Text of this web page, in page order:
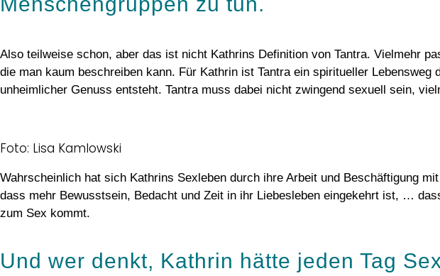
Also teilweise schon, aber das ist nicht Kathrins Definition von Tantra. Vielmehr
die man kaum beschreiben kann. Für Kathrin ist Tantra ein spiritueller
unheimlicher Genuss entsteht. Tantra muss dabei nicht zwingend sexuell sein,
Foto: Lisa Kamlowski
Wahrscheinlich hat sich Kathrins Sexleben durch ihre Arbeit und Beschäftigung
dass mehr Bewusstsein, Bedacht und Zeit in ihr Liebesleben eingekehrt ist, …
zum Sex kommt.
Und wer denkt, Kathrin hätte jeden Tag